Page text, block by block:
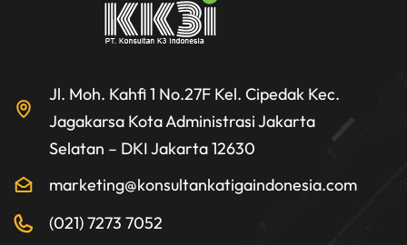
Jl. Moh. Kahfi 1 No.27F Kel. Cipedak Kec.
Jagakarsa Kota Administrasi Jakarta
Selatan – DKI Jakarta 12630
marketing@konsultankatigaindonesia.com
(021) 7273 7052